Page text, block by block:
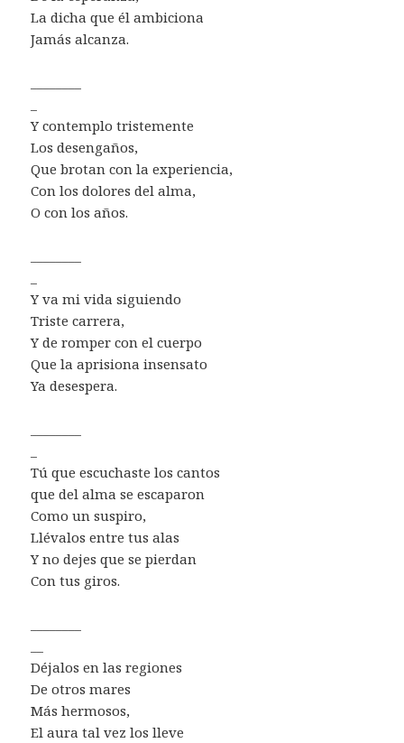
La dicha que él ambiciona
Jamás alcanza.
Y contemplo tristemente
Los desengaños,
Que brotan con la experiencia,
Con los dolores del alma,
O con los años.
Y va mi vida siguiendo
Triste carrera,
Y de romper con el cuerpo
Que la aprisiona insensato
Ya desespera.
Tú que escuchaste los cantos
que del alma se escaparon
Como un suspiro,
Llévalos entre tus alas
Y no dejes que se pierdan
Con tus giros.
Déjalos en las regiones
De otros mares
Más hermosos,
El aura tal vez los lleve